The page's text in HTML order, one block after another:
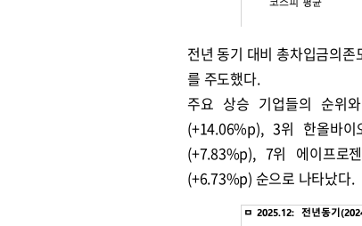
전년 동기 대비 총차입금의
를 주도했다.
주요 상승 기업들의 순위
(+14.06%p), 3위 한올바
(+7.83%p), 7위 에이프로
(+6.73%p) 순으로 나타났다.